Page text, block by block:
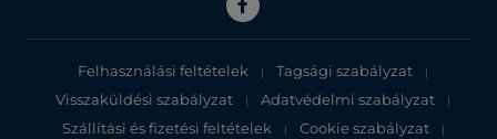
Felhasználási feltételek | Tagsági szabályzat |
Visszaküldési szabályzat | Adatvédelmi szabályzat |
Szállítási és fizetési feltételek | Cookie szabályzat |